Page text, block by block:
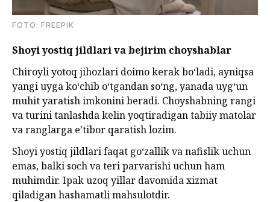
FOTO: FREEPIK
Shoyi yostiq jildlari va bejirim choyshablar
Chiroyli yotoq jihozlari doimo kerak bo‘ladi, ayniqsa
yangi uyga ko‘chib o‘tgandan so‘ng, yanada uyg‘un
muhit yaratish imkonini beradi. Choyshabning rangi
va turini tanlashda kelin yoqtiradigan tabiiy matolar
va ranglarga e’tibor qaratish lozim.
Shoyi yostiq jildlari faqat go‘zallik va nafislik uchun
emas, balki soch va teri parvarishi uchun ham
muhimdir. Ipak uzoq yillar davomida xizmat
qiladigan hashamatli mahsulotdir.